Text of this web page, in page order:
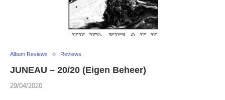
Album Reviews Reviews
JUNEAU – 20/20 (Eigen Beheer)
29/04/2020